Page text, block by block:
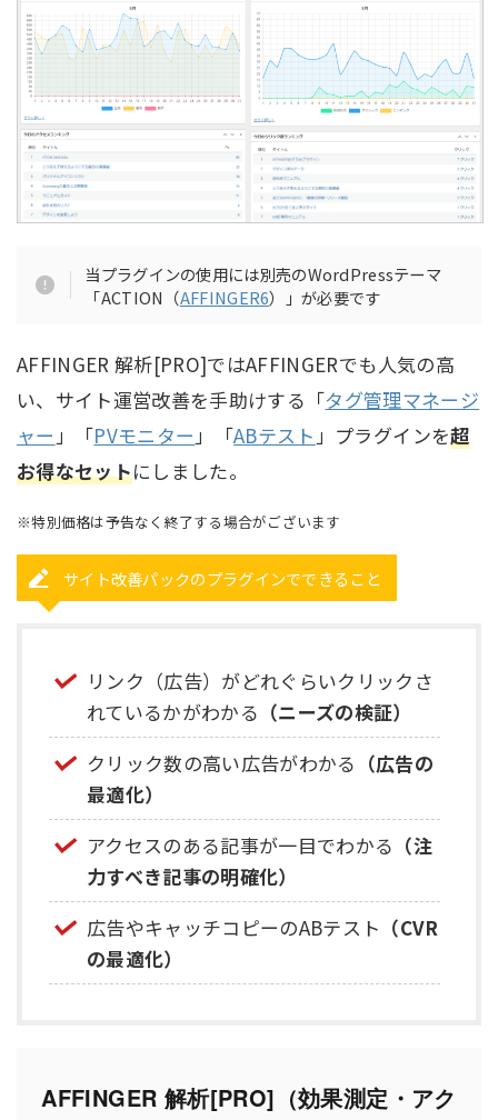
当プラグインの使用には別売のWordPressテーマ
「ACTION（AFFINGER6）」が必要です
AFFINGER 解析[PRO]ではAFFINGERでも人気の高
い、サイト運営改善を手助けする「タグ管理マネージ
ャー」「PVモニター」「ABテスト」プラグインを超
お得なセットにしました。
※特別価格は予告なく終了する場合がございます
サイト改善パックのプラグインでできること
リンク（広告）がどれぐらいクリックさ
れているかがわかる （ニーズの検証）
クリック数の高い広告がわかる （広告の
最適化）
アクセスのある記事が一目でわかる （注
力すべき記事の明確化）
広告やキャッチコピーのABテスト （CVR
の最適化）
AFFINGER 解析[PRO]（効果測定・アク